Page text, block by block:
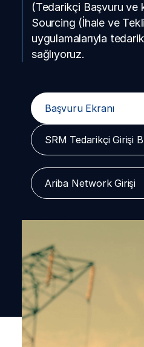
(Tedarikçi Başvuru ve
Sourcing (İhale ve
uygulamalarıyla
sağlıyoruz.
Başvuru Ekranı
SRM Tedarikçi Girişi
Ariba Network Girişi